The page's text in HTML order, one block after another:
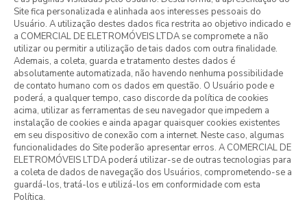
Site fica personalizada e alinhada aos interesses pessoais do
Usuário. A utilização destes dados fica restrita ao objetivo indicado e
a COMERCIAL DE ELETROMÓVEIS LTDA se compromete a não
utilizar ou permitir a utilização de tais dados com outra finalidade.
Ademais, a coleta, guarda e tratamento destes dados é
absolutamente automatizada, não havendo nenhuma possibilidade
de contato humano com os dados em questão. O Usuário pode e
poderá, a qualquer tempo, caso discorde da política de cookies
acima, utilizar as ferramentas de seu navegador que impedem a
instalação de cookies e ainda apagar quaisquer cookies existentes
em seu dispositivo de conexão com a internet. Neste caso, algumas
funcionalidades do Site poderão apresentar erros. A COMERCIAL DE
ELETROMÓVEIS LTDA poderá utilizar-se de outras tecnologias para
a coleta de dados de navegação dos Usuários, comprometendo-se a
guardá-los, tratá-los e utilizá-los em conformidade com esta
Política.